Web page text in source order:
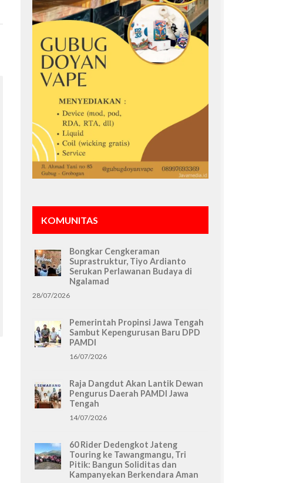
KOMUNITAS
Bongkar Cengkeraman
Suprastruktur, Tiyo Ardianto
Serukan Perlawanan Budaya di
Ngalamad
28/07/2026
Pemerintah Propinsi Jawa Tengah
Sambut Kepengurusan Baru DPD
PAMDI
16/07/2026
Raja Dangdut Akan Lantik Dewan
Pengurus Daerah PAMDI Jawa
Tengah
14/07/2026
60 Rider Dedengkot Jateng
Touring ke Tawangmangu, Tri
Pitik: Bangun Soliditas dan
Kampanyekan Berkendara Aman